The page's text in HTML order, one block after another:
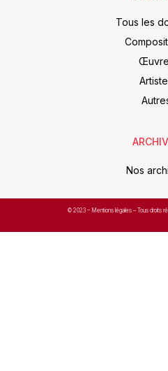
Tous les
Nos
© 2023 – Mentions légales – Tous droits